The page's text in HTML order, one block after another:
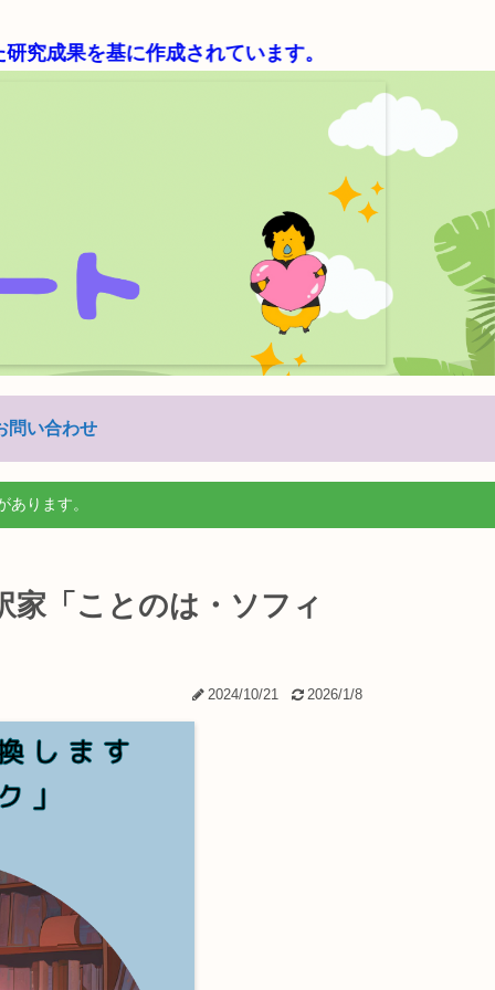
作成されています。
問い合わせ
ります。
家「ことのは・ソフィ
2024/10/21 2026/1/8